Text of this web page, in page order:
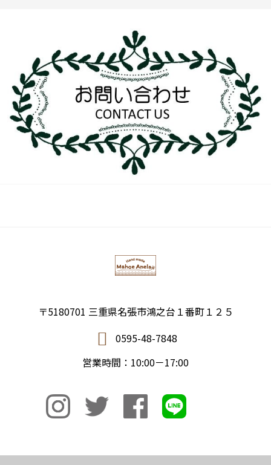
〒5180701 三重県名張市鴻之台１番町１２５
0595-48-7848
営業時間：10:00－17:00